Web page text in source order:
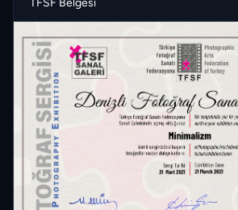
TFSF Belgesi